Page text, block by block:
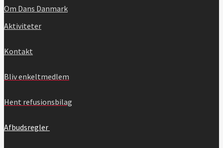
Om Dans Danmark
Aktiviteter
Kontakt
Bliv enkeltmedlem
Hent refusionsbilag
Afbudsregler